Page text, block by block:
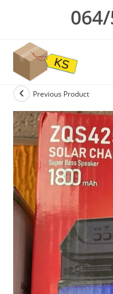
Previous Product